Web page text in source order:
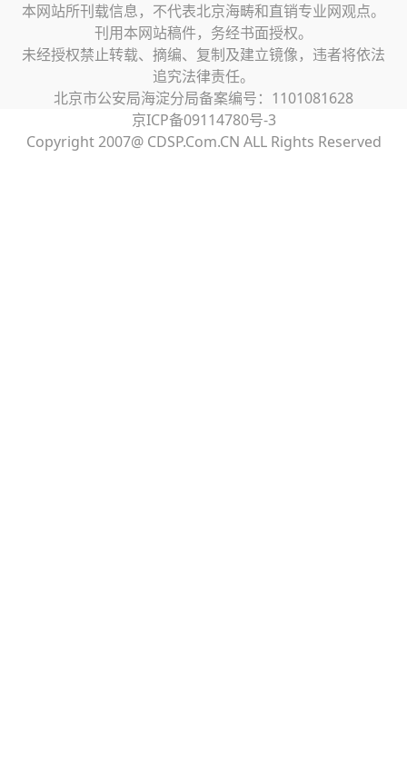
本网站所刊载信息，不代表北京海畴和直销专业网观点。
刊用本网站稿件，务经书面授权。
未经授权禁止转载、摘编、复制及建立镜像，违者将依法
追究法律责任。
北京市公安局海淀分局备案编号：1101081628
京ICP备09114780号-3
Copyright 2007@ CDSP.Com.CN ALL Rights Reserved